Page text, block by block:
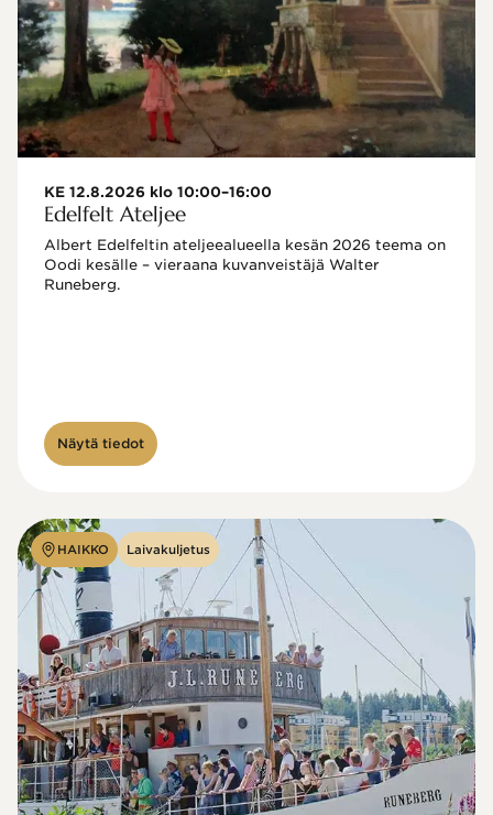
KE 12.8.2026 klo 10:00–16:00
Edelfelt Ateljee
Albert Edelfeltin ateljeealueella kesän 2026 teema on
Oodi kesälle – vieraana kuvanveistäjä Walter
Näytä tiedot
HAIKKO Laivakuljetus